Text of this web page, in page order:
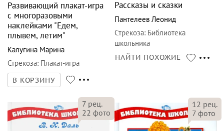
Развивающий плакат-игра
с многоразовыми
наклейками "Едем,
плывем, летим"
Калугина Марина
Стрекоза: Плакат-игра
В КОРЗИНУ
Рассказы и сказки
Пантелеев Леонид
Стрекоза: Библиотека
школьника
НАЙТИ ПОХОЖИЕ
7 рец.
22 фото
12 рец.
7 фото